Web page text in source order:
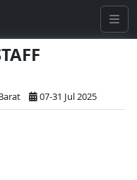
07-31 Jul 2025